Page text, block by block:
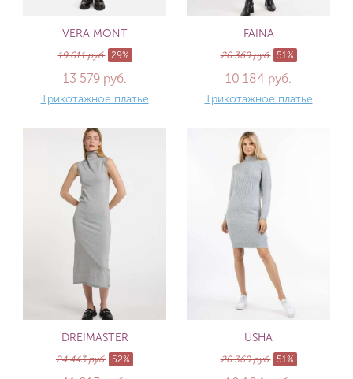
VERA MONT
19 011 руб. 29%
13 579 руб.
Трикотажное платье
FAINA
20 369 руб. 51%
10 184 руб.
Трикотажное платье
DREIMASTER
24 443 руб. 52%
USHA
20 369 руб. 51%